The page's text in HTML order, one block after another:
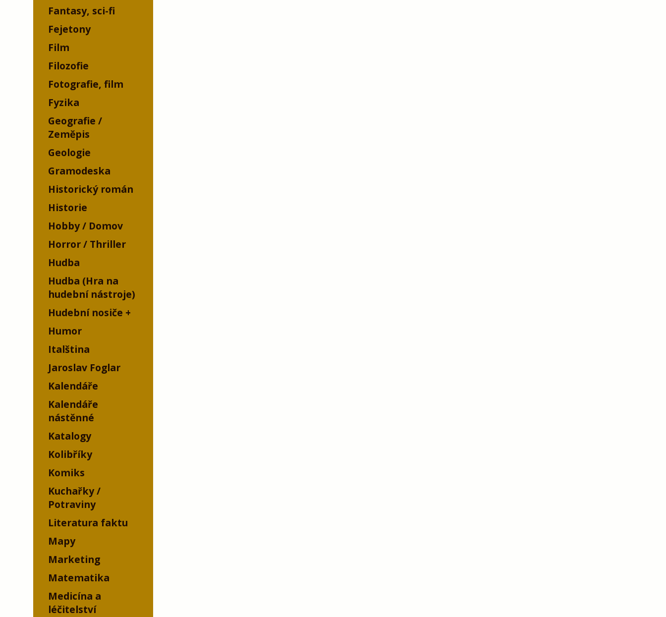
Fantasy, sci-fi
Fejetony
Film
Filozofie
Fotografie, film
Fyzika
Geografie /
Zeměpis
Geologie
Gramodeska
Historický román
Historie
Hobby / Domov
Horror / Thriller
Hudba
Hudba (Hra na
hudební nástroje)
Hudební nosiče
Humor
Italština
Jaroslav Foglar
Kalendáře
Kalendáře
nástěnné
Katalogy
Kolibříky
Komiks
Kuchařky /
Potraviny
Literatura faktu
Mapy
Marketing
Matematika
Medicína a
léčitelství